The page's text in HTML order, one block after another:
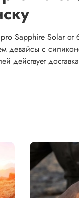
Sapphire Solar от
девайсы с
действует